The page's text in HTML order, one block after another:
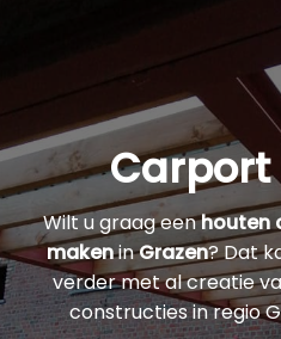
Carport
Wilt u graag eenhouten
makeninGrazen? Dat
verder met al creatie
constructies in regio